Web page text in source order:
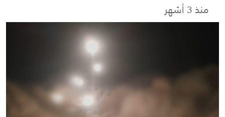
منذ 3 أشهر